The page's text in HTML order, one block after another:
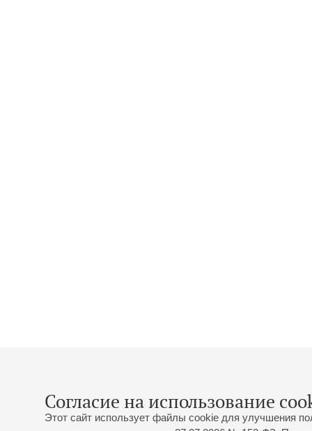
Согласие на использование
Этот сайт использует файлы cookie для улучшения